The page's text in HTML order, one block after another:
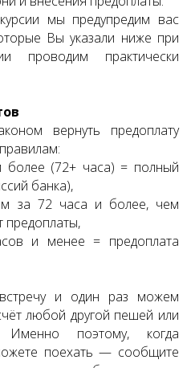
мы предупредим вас
Вы указали ниже при
проводим практически
вернуть предоплату
(72+ часа) = полный
банка),
за 72 часа и более, чем
предоплаты,
и менее = предоплата
и один раз можем
любой другой пешей или
Именно поэтому, когда
поехать — сообщите